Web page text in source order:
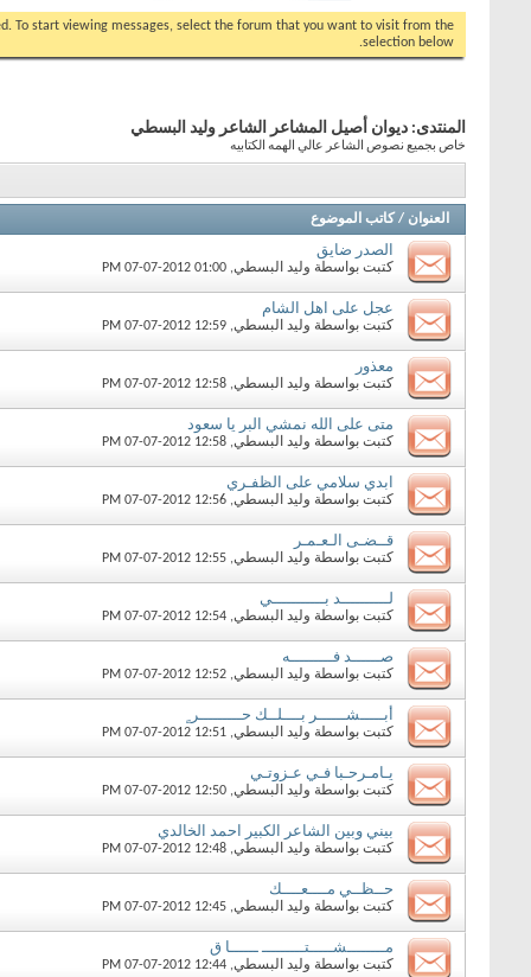
To start viewing messages, select the forum that you want to visit from the
selection below.
المنتدى: ديوان أصيل المشاعر الشاعر وليد البسطي
خاص بجميع نصوص الشاعر عالي الهمه الكتابيه
العنوان / كاتب الموضوع
الصدر ضايق
كتبت بواسطة وليد البسطي‏, 07-07-2012 01:00 PM
عجل على اهل الشام
كتبت بواسطة وليد البسطي‏, 07-07-2012 12:59 PM
معذور
كتبت بواسطة وليد البسطي‏, 07-07-2012 12:58 PM
متى على الله نمشي البر يا سعود
كتبت بواسطة وليد البسطي‏, 07-07-2012 12:58 PM
ابدي سلامي على الظفـري
كتبت بواسطة وليد البسطي‏, 07-07-2012 12:56 PM
قــضـى الـعـمـر
كتبت بواسطة وليد البسطي‏, 07-07-2012 12:55 PM
لــــــــــد بـــــــــــي
كتبت بواسطة وليد البسطي‏, 07-07-2012 12:54 PM
صــــــد فـــــــــه
كتبت بواسطة وليد البسطي‏, 07-07-2012 12:52 PM
أبـــــشــــــر بــــلــك حـــــــــر ٍ
كتبت بواسطة وليد البسطي‏, 07-07-2012 12:51 PM
يـامـرحـبا فـي عـزوتـي
كتبت بواسطة وليد البسطي‏, 07-07-2012 12:50 PM
بيني وبين الشاعر الكبير احمد الخالدي
كتبت بواسطة وليد البسطي‏, 07-07-2012 12:48 PM
حــظــي مــــعــــك
كتبت بواسطة وليد البسطي‏, 07-07-2012 12:45 PM
مــــــــشـــــتـــــــــ ــــــا ق
كتبت بواسطة وليد البسطي‏, 07-07-2012 12:44 PM